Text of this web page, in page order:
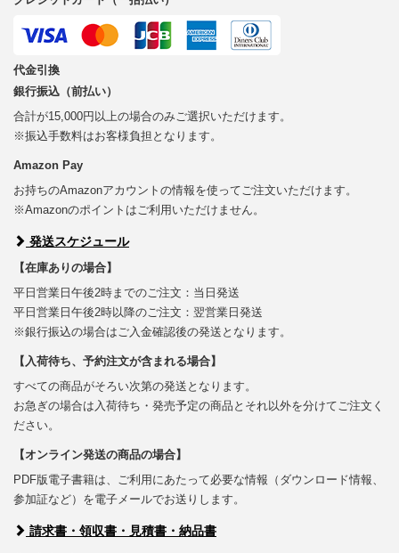
代金引換
銀行振込（前払い）
合計が15,000円以上の場合のみご選択いただけます。
※振込手数料はお客様負担となります。
Amazon Pay
お持ちのAmazonアカウントの情報を使ってご注文いただけます。
※Amazonのポイントはご利用いただけません。
発送スケジュール
【在庫ありの場合】
平日営業日午後2時までのご注文：当日発送
平日営業日午後2時以降のご注文：翌営業日発送
※銀行振込の場合はご入金確認後の発送となります。
【入荷待ち、予約注文が含まれる場合】
すべての商品がそろい次第の発送となります。
お急ぎの場合は入荷待ち・発売予定の商品とそれ以外を分けてご注文く
ださい。
【オンライン発送の商品の場合】
PDF版電子書籍は、ご利用にあたって必要な情報（ダウンロード情報、
参加証など）を電子メールでお送りします。
請求書・領収書・見積書・納品書